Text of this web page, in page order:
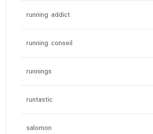
running addict
running conseil
runnings
runtastic
salomon